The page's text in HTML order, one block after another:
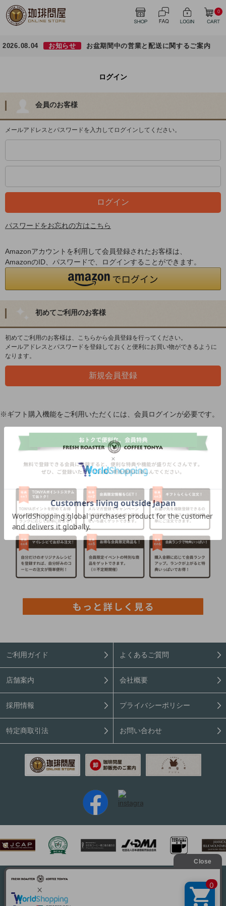
0
2026.08.04 お知らせ お盆期間中の営業と配送に関するご案内
ログイン
会員のお客様
メールアドレスとパスワードを入力してログインしてください。
パスワードをお忘れの方はこちら
Amazonアカウントを利用して会員登録されたお客様は、
AmazonのID、パスワードで、ログインすることができます。
初めてご利用のお客様
初めてご利用のお客様は、こちらから会員登録を行ってください。
メールアドレスとパスワードを登録しておくと便利にお買い物ができるように
なります。
※ギフト購入機能をご利用いただくには、会員ログインが必要です。
ご利用ガイド よくあるご質問
店舗案内 会社概要
採用情報 プライバシーポリシー
特定商取引法 お問い合わせ